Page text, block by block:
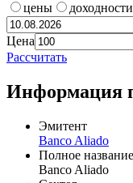
цены
доходности
Цена
Рассчитать
Информация
Эмитент
Banco Aliado
Полное
Banco Aliado